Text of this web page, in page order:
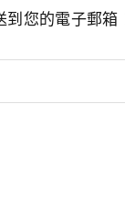
您的電子郵箱